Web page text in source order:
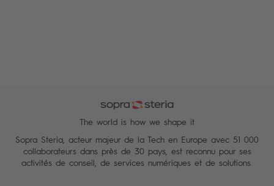
The world is how we shape it
Sopra Steria, acteur majeur de la Tech en Europe avec 51 000
collaborateurs dans près de 30 pays, est reconnu pour ses
activités de conseil, de services numériques et de solutions.